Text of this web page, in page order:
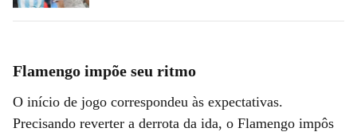
Flamengo impõe seu ritmo
O início de jogo correspondeu às expectativas.
Precisando reverter a derrota da ida, o Flamengo impôs